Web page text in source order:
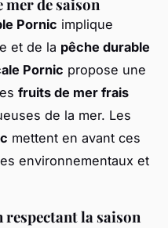
mer de saison
Pornic implique
et de la pêche durable
Pornic propose une
fruits de mer frais
de la mer. Les
mettent en avant ces
environnementaux et
la saison